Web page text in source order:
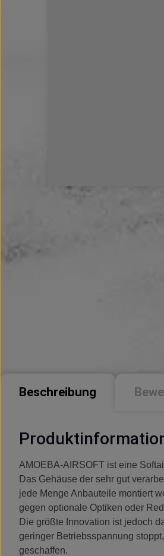
Beschreibung
AMOEBA-AIRSOFT ist eine
Das Gehäuse der sehr gut
jede Menge Anbauteile montiert
gegen optionale Optiken oder
Die größte Innovation ist jedoch
geringer Betriebsspannung
geschaffen.